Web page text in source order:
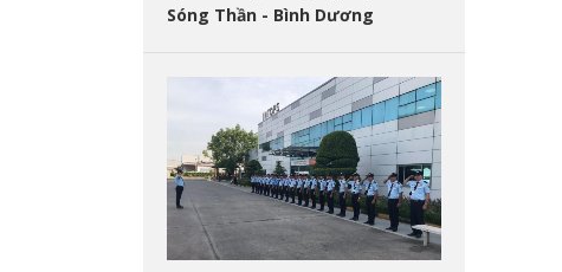
Sóng Thần - Bình Dương